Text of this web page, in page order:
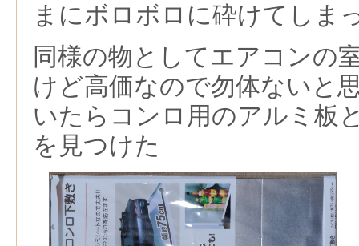
まにボロボロに砕けてしま
同様の物としてエアコンの
けど高価なので勿体ないと
いたらコンロ用のアルミ板
を見つけた